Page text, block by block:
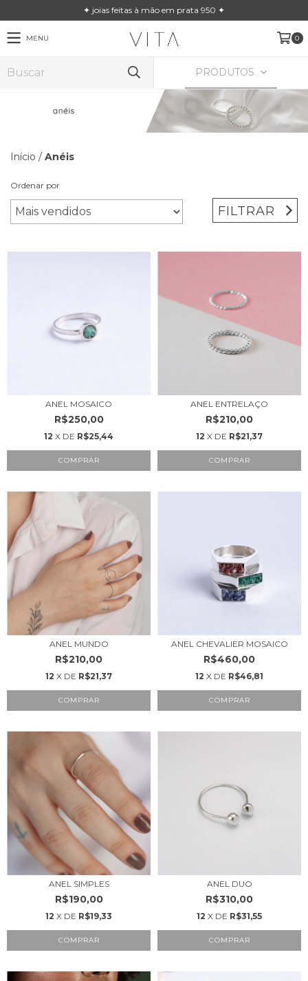
✦ joias feitas à mão em prata 950 ✦
MENU 0
PRODUTOS
Início / Anéis
Ordenar por
FILTRAR
ANEL MOSAICO
R$250,00
12 X DE R$25,44
COMPRAR
ANEL ENTRELAÇO
R$210,00
12 X DE R$21,37
COMPRAR
ANEL MUNDO
R$210,00
12 X DE R$21,37
COMPRAR
ANEL CHEVALIER MOSAICO
R$460,00
12 X DE R$46,81
COMPRAR
ANEL SIMPLES
R$190,00
12 X DE R$19,33
COMPRAR
ANEL DUO
R$310,00
12 X DE R$31,55
COMPRAR